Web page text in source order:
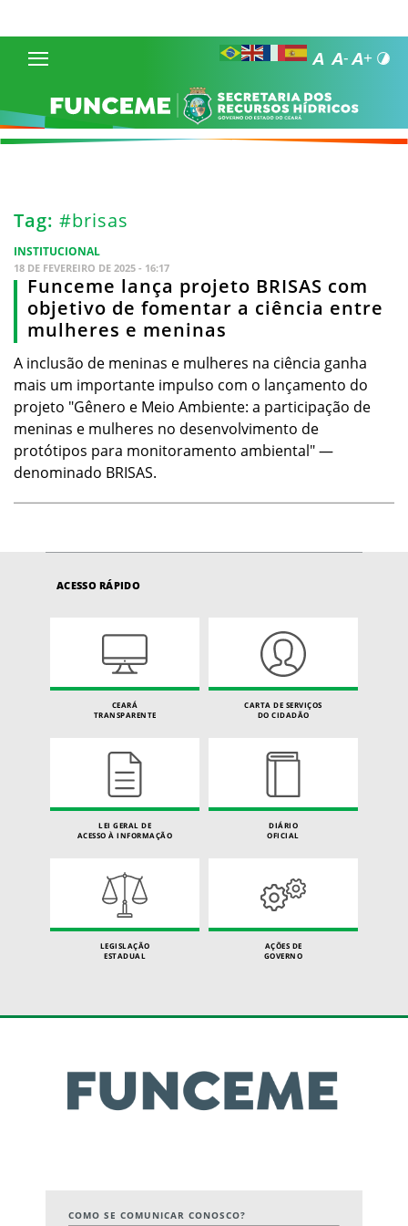
Tag: #brisas
INSTITUCIONAL
18 DE FEVEREIRO DE 2025 - 16:17
Funceme lança projeto BRISAS com
objetivo de fomentar a ciência entre
mulheres e meninas
A inclusão de meninas e mulheres na ciência ganha
mais um importante impulso com o lançamento do
projeto "Gênero e Meio Ambiente: a participação de
meninas e mulheres no desenvolvimento de
protótipos para monitoramento ambiental" —
denominado BRISAS.
ACESSO RÁPIDO
CEARÁ
TRANSPARENTE
CARTA DE SERVIÇOS
DO CIDADÃO
LEI GERAL DE
ACESSO À INFORMAÇÃO
DIÁRIO
OFICIAL
LEGISLAÇÃO
ESTADUAL
AÇÕES DE
GOVERNO
COMO SE COMUNICAR CONOSCO?